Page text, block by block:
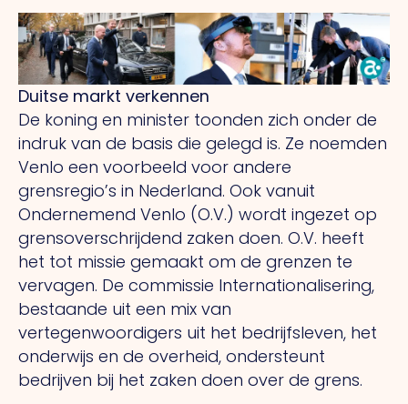
Duitse markt verkennen
De koning en minister toonden zich onder de
indruk van de basis die gelegd is. Ze noemden
Venlo een voorbeeld voor andere
grensregio’s in Nederland. Ook vanuit
Ondernemend Venlo (O.V.) wordt ingezet op
grensoverschrijdend zaken doen. O.V. heeft
het tot missie gemaakt om de grenzen te
vervagen. De commissie Internationalisering,
bestaande uit een mix van
vertegenwoordigers uit het bedrijfsleven, het
onderwijs en de overheid, ondersteunt
bedrijven bij het zaken doen over de grens.